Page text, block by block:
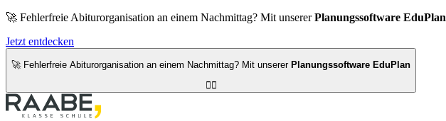
🚀 Fehlerfreie Abiturorganisation an einem Nachmittag? Mit unsererPlanungssoftware EduPlan
Jetzt entdecken
🚀 Fehlerfreie Abiturorganisation an einem Nachmittag? Mit unserer Planungssoftware EduPlan
